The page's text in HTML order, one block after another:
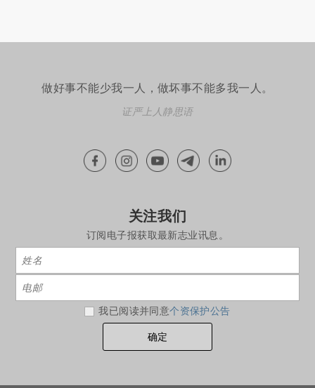
做好事不能少我一人，做坏事不能多我一人。
证严上人静思语
关注我们
订阅电子报获取最新志业讯息。
我已阅读并同意个资保护公告